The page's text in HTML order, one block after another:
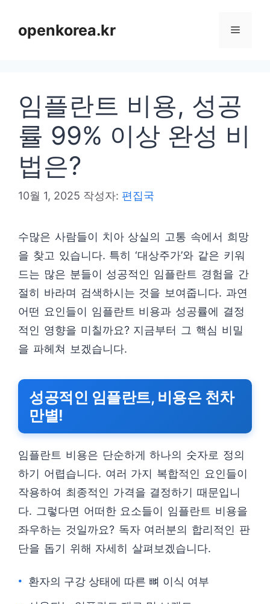
openkorea.kr 메
임플란트 비용, 성공
률 99% 이상 완성 비
법은?
10월 1, 2025 작성자: 편집국
수많은 사람들이 치아 상실의 고통 속에서 희망
을 찾고 있습니다. 특히 ‘대상주가’와 같은 키워
드는 많은 분들이 성공적인 임플란트 경험을 간
절히 바라며 검색하시는 것을 보여줍니다. 과연
어떤 요인들이 임플란트 비용과 성공률에 결정
적인 영향을 미칠까요? 지금부터 그 핵심 비밀
을 파헤쳐 보겠습니다.
성공적인 임플란트, 비용은 천차
만별!
임플란트 비용은 단순하게 하나의 숫자로 정의
하기 어렵습니다. 여러 가지 복합적인 요인들이
작용하여 최종적인 가격을 결정하기 때문입니
다. 그렇다면 어떠한 요소들이 임플란트 비용을
좌우하는 것일까요? 독자 여러분의 합리적인 판
단을 돕기 위해 자세히 살펴보겠습니다.
환자의 구강 상태에 따른 뼈 이식 여부